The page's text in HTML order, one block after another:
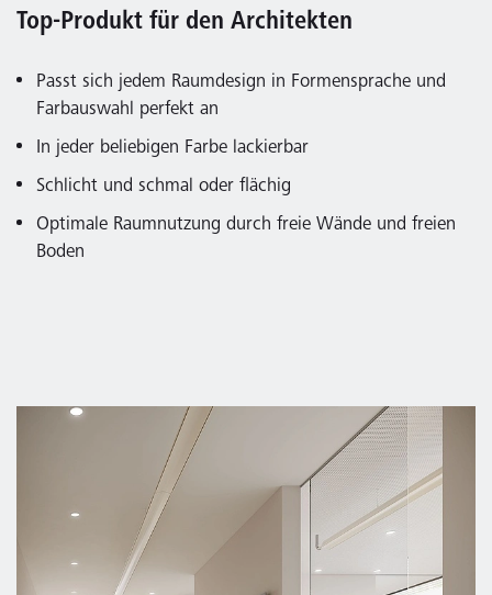
Top-Produkt für den Architekten
Passt sich jedem Raumdesign in Formensprache und
Farbauswahl perfekt an
In jeder beliebigen Farbe lackierbar
Schlicht und schmal oder flächig
Optimale Raumnutzung durch freie Wände und freien
Boden